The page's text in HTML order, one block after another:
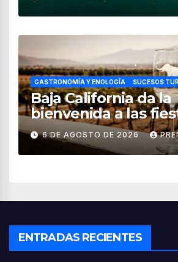
GASTRONOMÍA Y ENOLOGÍA SUCESOS
Baja California da la
bienvenida a las
vendimia 2026
6 DE AGOSTO DE 2026
ENTRADAS RECIENTES